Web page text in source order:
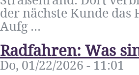
der nächste Kunde das
Aufg ...
Radfahren: Was
Do, 01/22/2026 - 11:01